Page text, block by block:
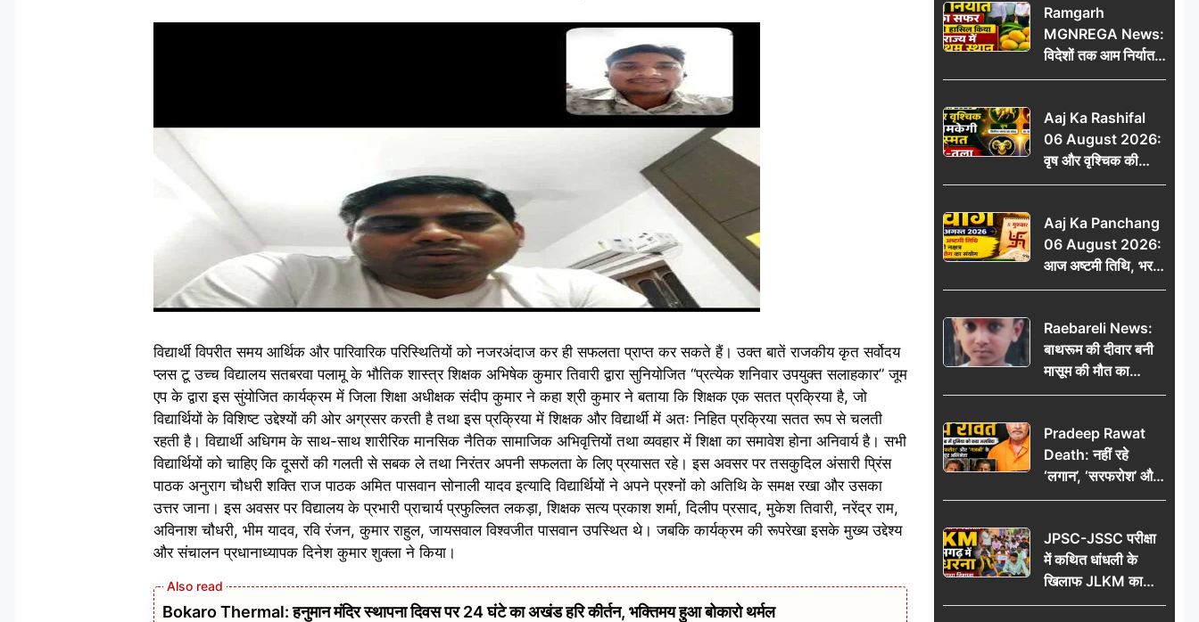
विद्यार्थी विपरीत समय आर्थिक और पारिवारिक परिस्थितियों को नजरअंदाज कर ही सफलता प्राप्त कर सकते हैं। उक्त बातें राजकीय कृत सर्वोदय
प्लस टू उच्च विद्यालय सतबरवा पलामू के भौतिक शास्त्र शिक्षक अभिषेक कुमार तिवारी द्वारा सुनियोजित “प्रत्येक शनिवार उपयुक्त सलाहकार” जूम
एप के द्वारा इस सुंयोजित कार्यक्रम में जिला शिक्षा अधीक्षक संदीप कुमार ने कहा श्री कुमार ने बताया कि शिक्षक एक सतत प्रक्रिया है, जो
विद्यार्थियों के विशिष्ट उद्देश्यों की ओर अग्रसर करती है तथा इस प्रक्रिया में शिक्षक और विद्यार्थी में अतः निहित प्रक्रिया सतत रूप से चलती
रहती है। विद्यार्थी अधिगम के साथ-साथ शारीरिक मानसिक नैतिक सामाजिक अभिवृत्तियों तथा व्यवहार में शिक्षा का समावेश होना अनिवार्य है। सभी
विद्यार्थियों को चाहिए कि दूसरों की गलती से सबक ले तथा निरंतर अपनी सफलता के लिए प्रयासत रहे। इस अवसर पर तसकुदिल अंसारी प्रिंस
पाठक अनुराग चौधरी शक्ति राज पाठक अमित पासवान सोनाली यादव इत्यादि विद्यार्थियों ने अपने प्रश्नों को अतिथि के समक्ष रखा और उसका
उत्तर जाना। इस अवसर पर विद्यालय के प्रभारी प्राचार्य प्रफुल्लित लकड़ा, शिक्षक सत्य प्रकाश शर्मा, दिलीप प्रसाद, मुकेश तिवारी, नरेंद्र राम,
अविनाश चौधरी, भीम यादव, रवि रंजन, कुमार राहुल, जायसवाल विश्वजीत पासवान उपस्थित थे। जबकि कार्यक्रम की रूपरेखा इसके मुख्य उद्देश्य
और संचालन प्रधानाध्यापक दिनेश कुमार शुक्ला ने किया।
Bokaro Thermal: हनुमान मंदिर स्थापना दिवस पर 24 घंटे का अखंड हरि कीर्तन, भक्तिमय हुआ बोकारो थर्मल
थर्मल
Ramgarh
MGNREGA News:
विदेशों तक आम निर्यात
का सफर, जिले ने
प्रथम स्थान
Aaj Ka Rashifal
06 August 2026:
वृष और वृश्चिक की
चमकेगी किस्मत, मेष-
Aaj Ka Panchang
06 August 2026:
आज अष्टमी तिथि, भरणी
नक्षत्र और गंड योग का
राहुकाल और दिनभर का
पंचांग
Raebareli News:
बाथरूम की दीवार बनी
मासूम की मौत का
कारण, खेलते-खेलते छह
मौत
Pradeep Rawat
Death: नहीं रहे
‘लगान’, ‘सरफरोश’ और
‘गजनी’ के मशहूर
74 साल की उम्र में
दुनिया को कहा अलविदा
JPSC-JSSC परीक्षा
में कथित धांधली के
खिलाफ JLKM का
रामगढ़ में महाधरना,